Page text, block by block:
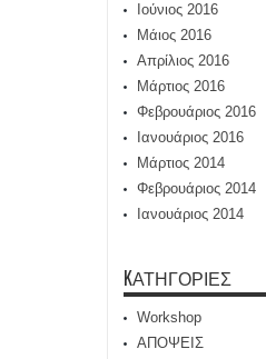
Ιούνιος 2016
Μάιος 2016
Απρίλιος 2016
Μάρτιος 2016
Φεβρουάριος 2016
Ιανουάριος 2016
Μάρτιος 2014
Φεβρουάριος 2014
Ιανουάριος 2014
KΑΤΗΓΟΡΊΕΣ
Workshop
ΑΠΟΨΕΙΣ